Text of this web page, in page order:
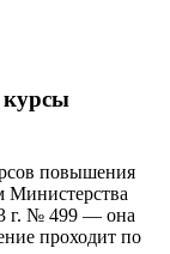
повышения
Министерства
г. № 499 — она
проходит по